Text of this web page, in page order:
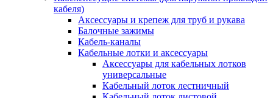
кабеля)
Аксессуары и крепеж для труб и рукава
Балочные зажимы
Кабель-каналы
Кабельные лотки и аксессуары
Аксессуары для кабельных лотков
универсальные
Кабельный лоток лестничный